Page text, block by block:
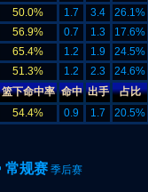
50.0% 1.7 3.4 26.1%
56.9% 0.7 1.3 17.6%
65.4% 1.2 1.9 24.5%
51.3% 1.2 2.3 24.6%
篮下命中率 命中 出手 占比
54.4% 0.9 1.7 20.5%
常规赛 季后赛